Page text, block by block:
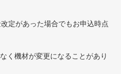
定があった場合でもお申込時点
く機材が変更になることがあり